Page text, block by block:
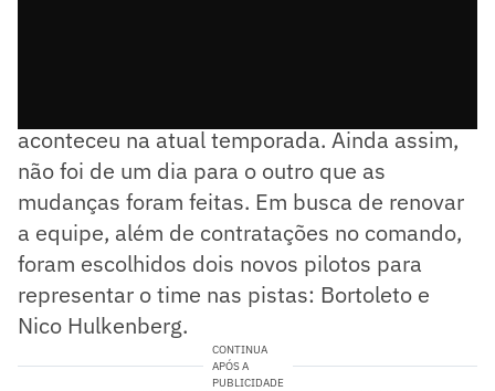
aconteceu na atual temporada. Ainda assim,
não foi de um dia para o outro que as
mudanças foram feitas. Em busca de renovar
a equipe, além de contratações no comando,
foram escolhidos dois novos pilotos para
representar o time nas pistas: Bortoleto e
Nico Hulkenberg.
CONTINUA
APÓS A
PUBLICIDADE